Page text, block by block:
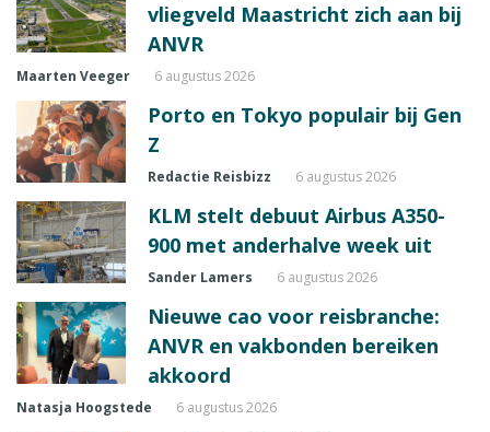
vliegveld Maastricht zich aan bij
ANVR
Maarten Veeger 6 augustus 2026
Porto en Tokyo populair bij Gen
Z
Redactie Reisbizz 6 augustus 2026
KLM stelt debuut Airbus A350-
900 met anderhalve week uit
Sander Lamers 6 augustus 2026
Nieuwe cao voor reisbranche:
ANVR en vakbonden bereiken
akkoord
Natasja Hoogstede 6 augustus 2026